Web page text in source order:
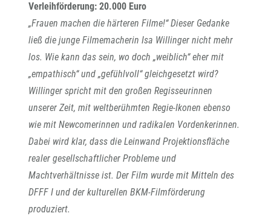
Verleihförderung: 20.000 Euro
„Frauen machen die härteren Filme!“ Dieser Gedanke
ließ die junge Filmemacherin Isa Willinger nicht mehr
los. Wie kann das sein, wo doch „weiblich“ eher mit
„empathisch“ und „gefühlvoll“ gleichgesetzt wird?
Willinger spricht mit den großen Regisseurinnen
unserer Zeit, mit weltberühmten Regie-Ikonen ebenso
wie mit Newcomerinnen und radikalen Vordenkerinnen.
Dabei wird klar, dass die Leinwand Projektionsfläche
realer gesellschaftlicher Probleme und
Machtverhältnisse ist. Der Film wurde mit Mitteln des
DFFF I und der kulturellen BKM-Filmförderung
produziert.